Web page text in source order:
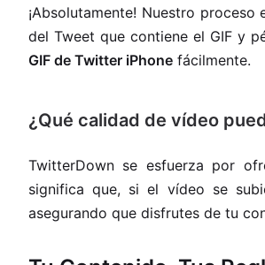
¡Absolutamente! Nuestro
del Tweet que contiene el GIF y
GIF de Twitter iPhone fácilmente.
¿Qué calidad de vídeo
TwitterDown se esfuerza por
significa que, si el vídeo se
asegurando que disfrutes de tu